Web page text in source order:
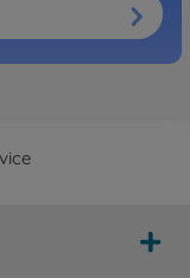
25€